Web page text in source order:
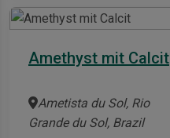
Amethyst mit Calcit
Ametista du Sol, Rio
Grande du Sol, Brazil